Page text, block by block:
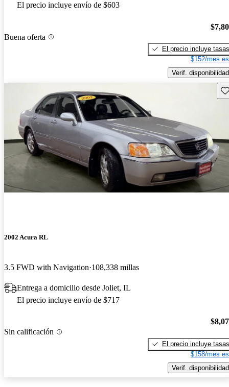
El precio incluye envío de $603
Buena oferta
El precio incluye tasas
$152/mes
Verif. disponibilidad
2002 Acura RL
3.5 FWD with Navigation 108,338 millas
Entrega a domicilio desde Joliet, IL
El precio incluye envío de $717
Sin calificación
El precio incluye tasas
$158/mes
Verif. disponibilidad